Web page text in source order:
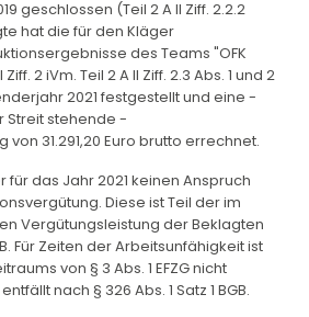
geschlossen (Teil 2 A II Ziff. 2.2.2
hat die für den Kläger
des Teams "OFK
2 iVm. Teil 2 A II Ziff. 2.3 Abs. 1 und 2
2021 festgestellt und eine -
Streit stehende -
31.291,20 Euro brutto errechnet.
für das Jahr 2021 keinen Anspruch
Diese ist Teil der im
Vergütungsleistung der Beklagten
Für Zeiten der Arbeitsunfähigkeit ist
von § 3 Abs. 1 EFZG nicht
nach § 326 Abs. 1 Satz 1 BGB.